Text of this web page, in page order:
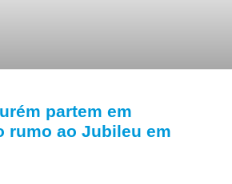
partem em
rumo ao Jubileu em